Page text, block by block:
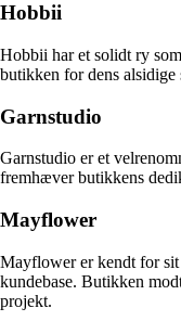
Hobbii
Hobbii har et solidt ry
butikken for dens
Garnstudio
Garnstudio er et
fremhæver butikkens
Mayflower
Mayflower er kendt for sit
kundebase. Butikken
projekt.